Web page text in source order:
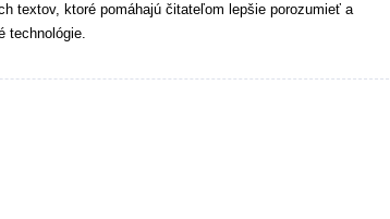
textov, ktoré pomáhajú čitateľom lepšie porozumieť a
technológie.